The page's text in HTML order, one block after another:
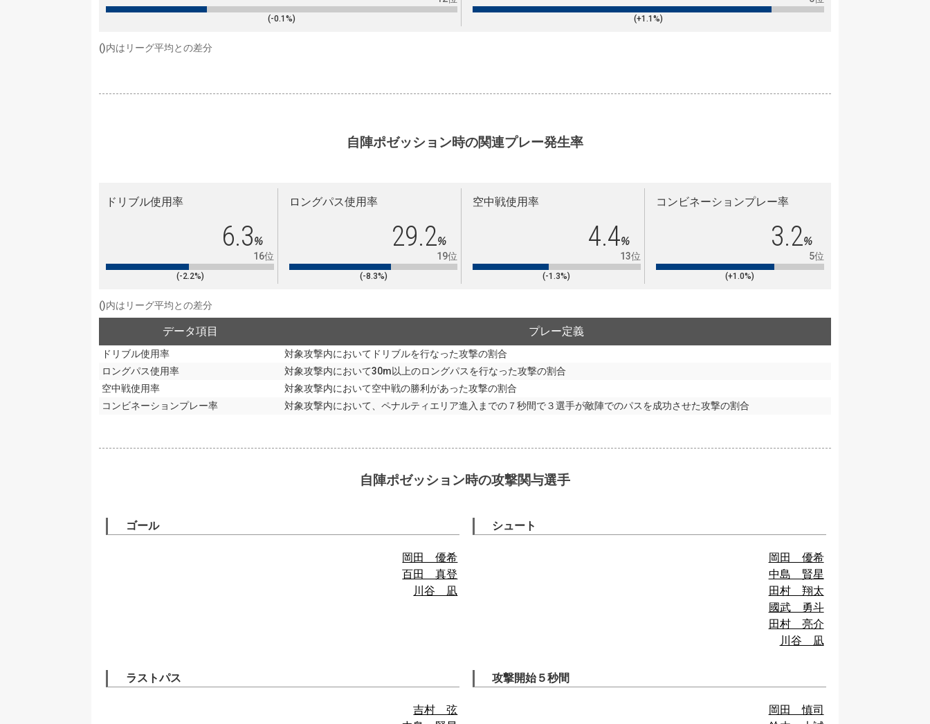
(-0.1%) (+1.1%)
()内はリーグ平均との差分
自陣ポゼッション時の関連プレー発生率
ドリブル使用率
6.3%
16位
(-2.2%)
ロングパス使用率
29.2%
19位
(-8.3%)
空中戦使用率
4.4%
13位
(-1.3%)
コンビネーションプレー率
3.2%
5位
(+1.0%)
()内はリーグ平均との差分
データ項目 プレー定義
ドリブル使用率
対象攻撃内においてドリブルを行なった攻撃の割合
ロングパス使用率
対象攻撃内において30m以上のロングパスを行なった攻撃の割合
空中戦使用率
対象攻撃内において空中戦の勝利があった攻撃の割合
コンビネーションプレー率
対象攻撃内において、ペナルティエリア進入までの７秒間で３選手が敵陣でのパスを成功させた攻撃の割合
自陣ポゼッション時の攻撃関与選手
ゴール
岡田 優希
百田 真登
川谷 凪
シュート
岡田 優希
中島 賢星
田村 翔太
國武 勇斗
田村 亮介
川谷 凪
ラストパス
吉村 弦
攻撃開始５秒間
岡田 慎司